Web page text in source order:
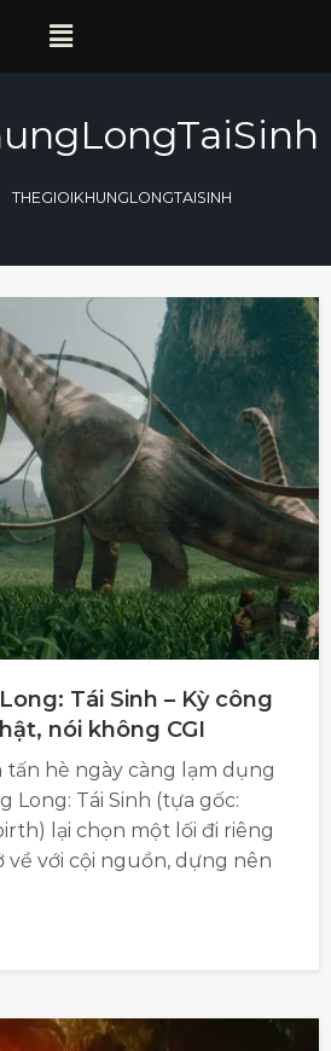
THEGIOIKHUNGLONGTAISINH
Tái Sinh – Kỳ công
nói không CGI
tấn hè ngày càng lạm dụng
Long: Tái Sinh (tựa gốc:
lại chọn một lối đi riêng
về với cội nguồn, dựng nên